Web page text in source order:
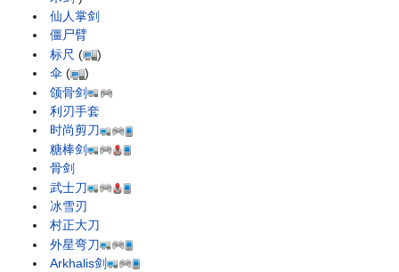
仙人掌剑
僵尸臂
标尺 (
)
伞 (
)
颌骨剑
利刃手套
时尚剪刀
糖棒剑
骨剑
武士刀
冰雪刃
村正大刀
外星弯刀
Arkhalis剑